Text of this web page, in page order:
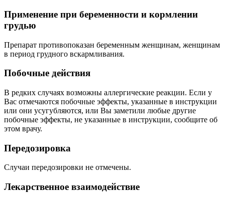
Применение при беременности и кормлении
грудью
Препарат противопоказан беременным женщинам, женщинам
в период грудного вскармливания.
Побочные действия
В редких случаях возможны аллергические реакции. Если у
Вас отмечаются побочные эффекты, указанные в инструкции
или они усугубляются, или Вы заметили любые другие
побочные эффекты, не указанные в инструкции, сообщите об
этом врачу.
Передозировка
Случаи передозировки не отмечены.
Лекарственное взаимодействие